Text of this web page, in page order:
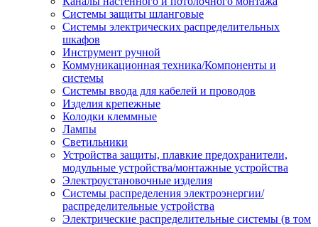
Системы защиты шланговые
Системы электрических распределительных
шкафов
Инструмент ручной
Коммуникационная техника/Компоненты и
системы
Системы ввода для кабелей и проводов
Изделия крепежные
Колодки клеммные
Лампы
Светильники
Устройства защиты, плавкие предохранители,
модульные устройства/монтажные устройства
Электроустановочные изделия
Системы распределения электроэнергии/
распределительные устройства
Электрические распределительные системы (в том